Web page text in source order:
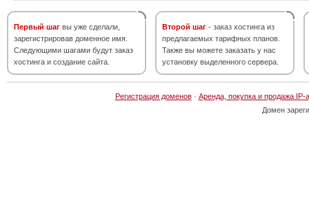
Первый шаг вы уже сделали,
зарегистрировав доменное имя.
Следующими шагами будут заказ
хостинга и создание сайта.
Второй шаг - заказ хостинга из
предлагаемых тарифных планов.
Также вы можете заказать у нас
установку выделенного сервера.
Регистрация доменов· Аренда, покупка и продажа IP-
Домен